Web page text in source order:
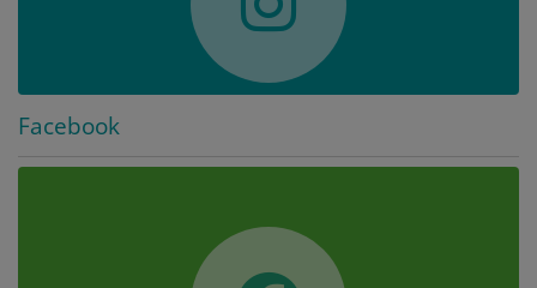
Facebook